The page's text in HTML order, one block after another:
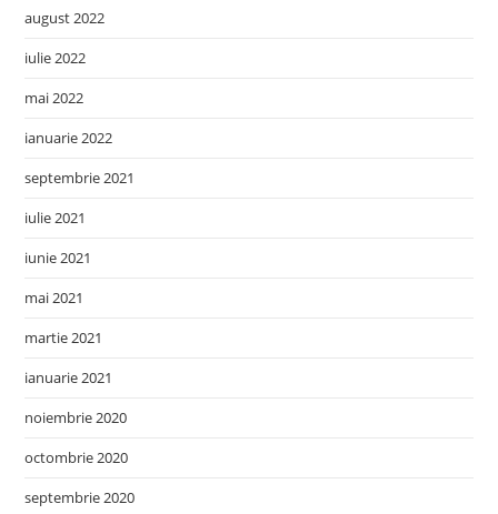
august 2022
iulie 2022
mai 2022
ianuarie 2022
septembrie 2021
iulie 2021
iunie 2021
mai 2021
martie 2021
ianuarie 2021
noiembrie 2020
octombrie 2020
septembrie 2020